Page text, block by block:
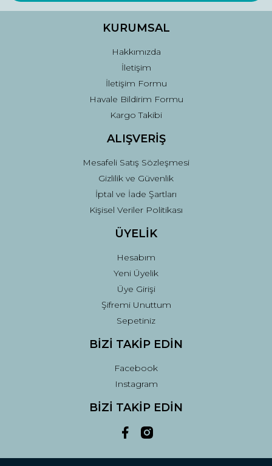
Ürün fiyatı diğer sitelerden daha pahalı.
Gönder
KURUMSAL
Hakkımızda
İletişim
İletişim Formu
Havale Bildirim Formu
Kargo Takibi
ALIŞVERİŞ
Mesafeli Satış Sözleşmesi
Gizlilik ve Güvenlik
İptal ve İade Şartları
Kişisel Veriler Politikası
ÜYELİK
Hesabım
Yeni Üyelik
Üye Girişi
Şifremi Unuttum
Sepetiniz
BİZİ TAKİP EDİN
Facebook
Instagram
BİZİ TAKİP EDİN